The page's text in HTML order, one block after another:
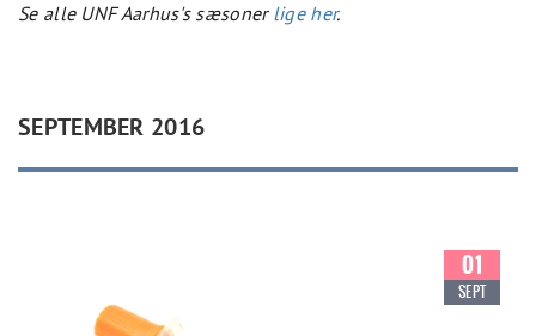
Se alle UNF Aarhus's sæsoner lige her.
SEPTEMBER 2016
01
SEPT